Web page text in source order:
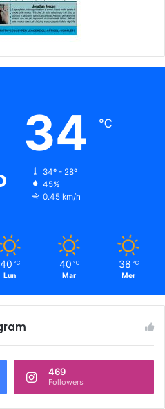
34 ℃
34º - 28º
45%
0.45 km/h
40 ℃
Lun
40 ℃
Mar
38 ℃
Mer
469
Followers